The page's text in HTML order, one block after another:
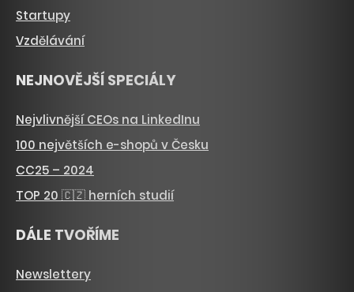
Startupy
Vzdělávání
NEJNOVĚJŠÍ SPECIÁLY
Nejvlivnější CEOs na LinkedInu
100 největších e-shopů v Česku
CC25 – 2024
TOP 20 🇨🇿 herních studií
DÁLE TVOŘÍME
Newslettery